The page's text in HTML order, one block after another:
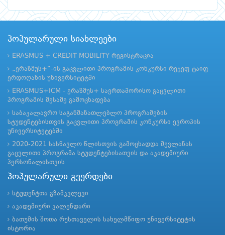
პოპულარული სიახლეები
ERASMUS + CREDIT MOBILITY რეგისტრაცია
„ერაზმუს+“-ის გაცვლითი პროგრამის კონკურსი რეჯეფ ტაიფ
ერდოღანის უნივერსიტეტში
ERASMUS+ICM - ერაზმუს+ საერთაშორისო გაცვლითი
პროგრამის მესამე გამოცხადება
საბაკალავრო საგანმანათლებლო პროგრამების
სტუდენტებისთვის გაცვლითი პროგრამის კონკურსი ევროპის
უნივერსიტეტებში
2020-2021 სასწავლო წლისთვის გამოცხადდა მევლანას
გაცვლითი პროგრამა სტუდენტებისათვის და აკადემიური
პერსონალისთვის
პოპულარული გვერდები
სტუდენტთა გზამკვლევი
აკადემიური კალენდარი
ბათუმის შოთა რუსთაველის სახელმწიფო უნივერსიტეტის
ისტორია